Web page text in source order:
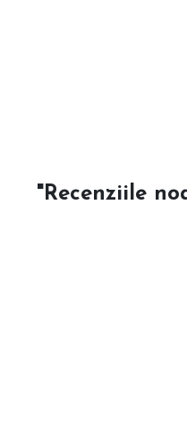
"Recenziile